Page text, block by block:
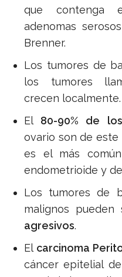
que contenga
adenomas
Brenner.
Los tumores de
los tumores
crecen localmente.
El 80-90% de
ovario son de este
es el más
endometrioide y
Los tumores de
malignos pueden
agresivos.
El carcinoma
cáncer epitelial